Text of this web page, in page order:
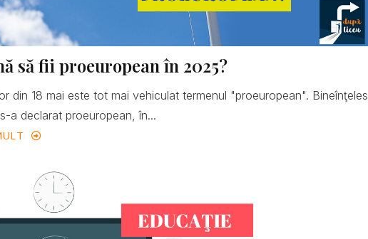
să fii proeuropean în 2025?
din 18 mai este tot mai vehiculat termenul "proeuropean". Bineînţeles
a declarat proeuropean, în...